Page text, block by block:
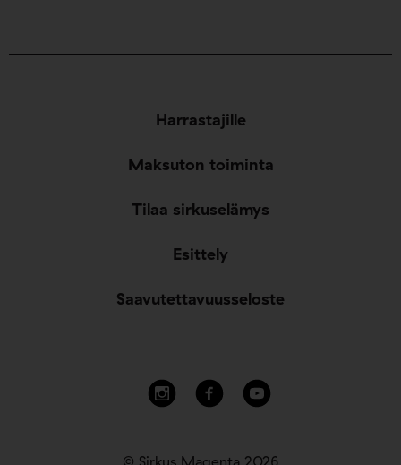
Harrastajille
Maksuton toiminta
Tilaa sirkuselämys
Esittely
Saavutettavuusseloste
© Sirkus Magenta 2026